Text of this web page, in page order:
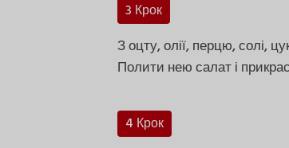
3 Крок
З оцту, олії, перцю, солі,
Полити нею салат і
4 Крок